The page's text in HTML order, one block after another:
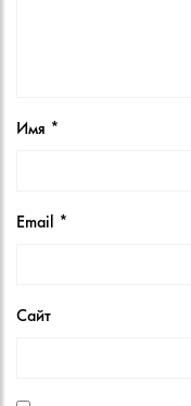
Имя *
Email *
Сайт